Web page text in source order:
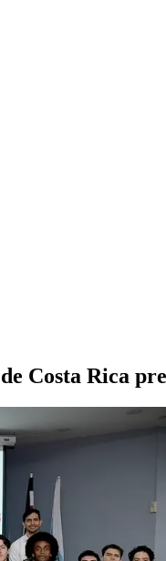
Costa Rica